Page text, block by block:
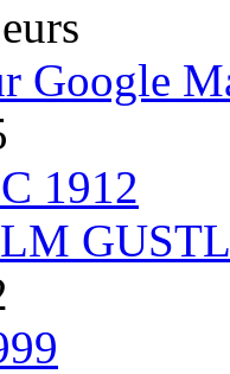
Google
1912